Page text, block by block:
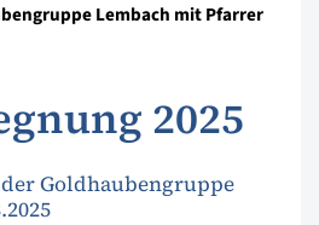
Lembach mit Pfarrer
2025
Goldhaubengruppe